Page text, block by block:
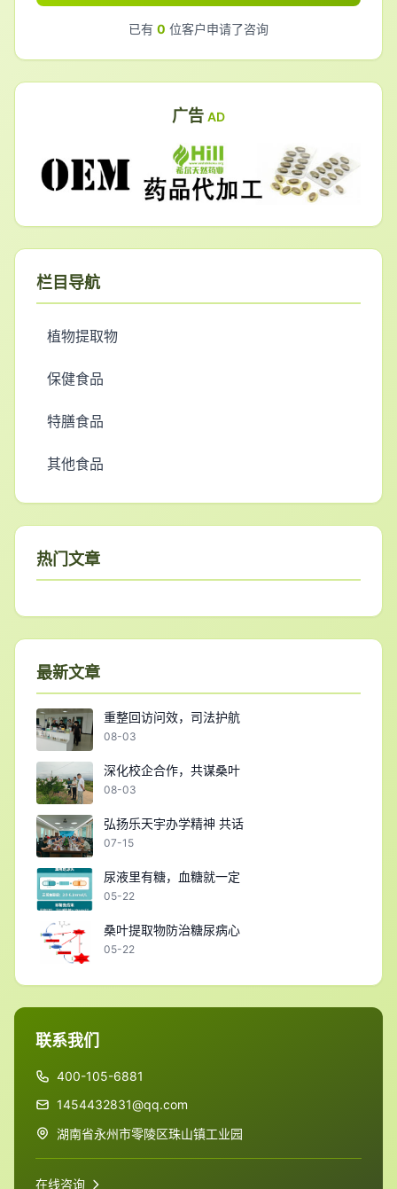
已有 0 位客户申请了咨询
广告 AD
栏目导航
植物提取物
保健食品
特膳食品
其他食品
热门文章
最新文章
重整回访问效，司法护航
08-03
深化校企合作，共谋桑叶
08-03
弘扬乐天宇办学精神 共话
07-15
尿液里有糖，血糖就一定
05-22
桑叶提取物防治糖尿病心
05-22
联系我们
400-105-6881
1454432831@qq.com
湖南省永州市零陵区珠山镇工业园
在线咨询